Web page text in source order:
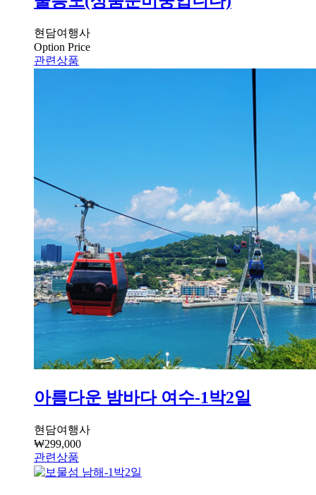
현담여행사
Option Price
관련상품
아름다운 밤바다 여수-1박2일
현담여행사
₩299,000
관련상품